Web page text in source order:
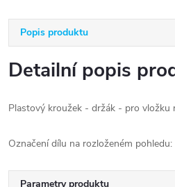
Popis produktu
Detailní popis
Plastový kroužek - držák - pro
Označení dílu na rozloženém pohledu:
Parametry produktu